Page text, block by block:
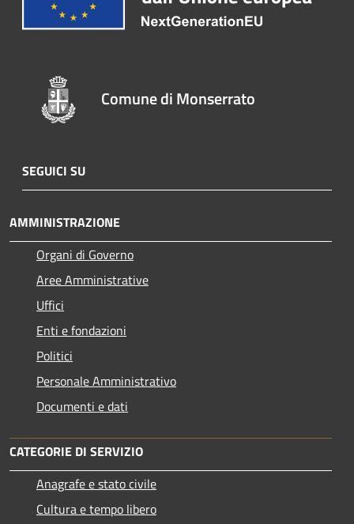
Comune di Monserrato
SEGUICI SU
AMMINISTRAZIONE
Organi di Governo
Aree Amministrative
Uffici
Enti e fondazioni
Politici
Personale Amministrativo
Documenti e dati
CATEGORIE DI SERVIZIO
Anagrafe e stato civile
Cultura e tempo libero